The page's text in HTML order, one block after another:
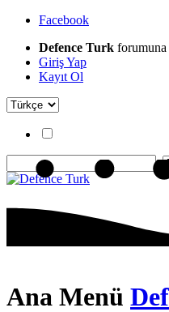
Facebook
Defence Turk
Giriş Yap
Kayıt Ol
Ana Menü